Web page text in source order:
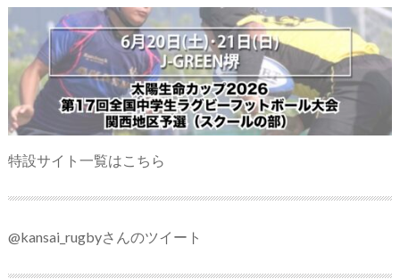
特設サイト一覧はこちら
@kansai_rugbyさんのツイート